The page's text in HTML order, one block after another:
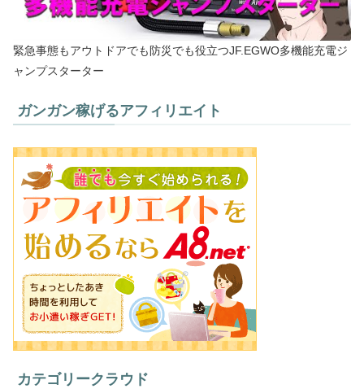
緊急事態もアウトドアでも防災でも役立つJF.EGWO多機能充電ジ
ャンプスターター
ガンガン稼げるアフィリエイト
カテゴリークラウド